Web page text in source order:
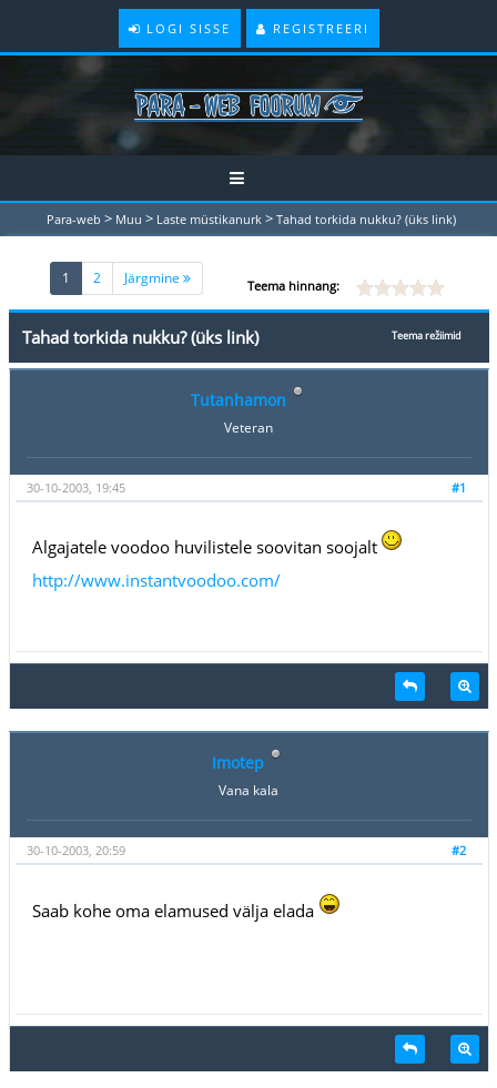
LOGI SISSE REGISTREERI
Para-web > Muu > Laste müstikanurk > Tahad torkida nukku? (üks link)
1 (current)
2 Järgmine Teema hinnang:
Teema režiimid
Tahad torkida nukku? (üks link)
Tutanhamon
Veteran
#1
30-10-2003, 19:45
Algajatele voodoo huvilistele soovitan soojalt
http://www.instantvoodoo.com/
Imotep
Vana kala
#2
30-10-2003, 20:59
Saab kohe oma elamused välja elada